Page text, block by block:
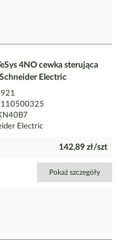
4NO cewka sterująca
Electric
Electric
142,89 zł/szt
Pokaż szczegóły